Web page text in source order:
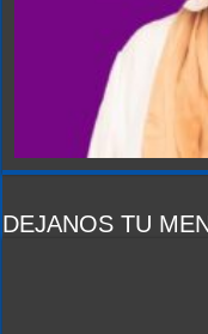
DEJANOS TU